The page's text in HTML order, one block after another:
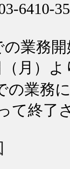
6410-
業務
（月）よ
業務に
て終了